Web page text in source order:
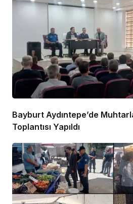
Bayburt Aydıntepe’de
Toplantısı Yapıldı